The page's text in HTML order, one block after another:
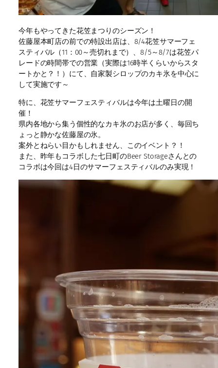
今年もやってきた花笠まつりのシーズン！
佐藤屋本町店の前での特設出店は、8/4花笠サマーフェ
スティバル（11：00～売切れまで）、8/5～8/7は花笠パ
レードの時間帯での営業（実際は16時半くらいからスタ
ートかと？！）にて、自家製シロップのカキ氷を中心に
して実施です～
特に、花笠サマーフェスティバルは今年は土曜日の開
催！
県内各地から集う個性的なカキ氷のお店が多く、毎回ち
ょっと静かな佐藤屋の氷。
案外とねらい目かもしれません、このイベント？！
また、昨年もコラボした七日町のBeer Storageさんとの
コラボは今回は4日のサマーフェスティバルのみ実現！